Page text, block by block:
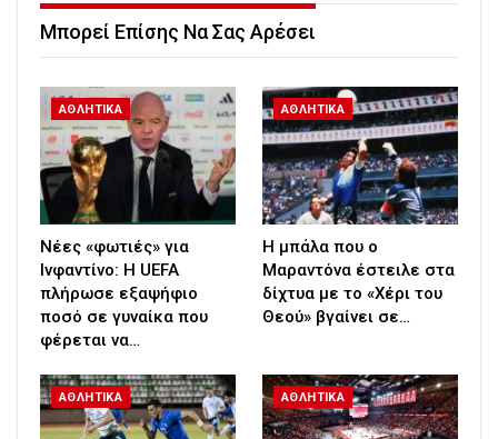
Μπορεί Επίσης Να Σας Αρέσει
ΑΘΛΗΤΙΚΑ
Νέες «φωτιές» για
Ινφαντίνο: Η UEFA
πλήρωσε εξαψήφιο
ποσό σε γυναίκα που
φέρεται να…
ΑΘΛΗΤΙΚΑ
Η μπάλα που ο
Μαραντόνα έστειλε στα
δίχτυα με το «Χέρι του
Θεού» βγαίνει σε…
ΑΘΛΗΤΙΚΑ ΑΘΛΗΤΙΚΑ